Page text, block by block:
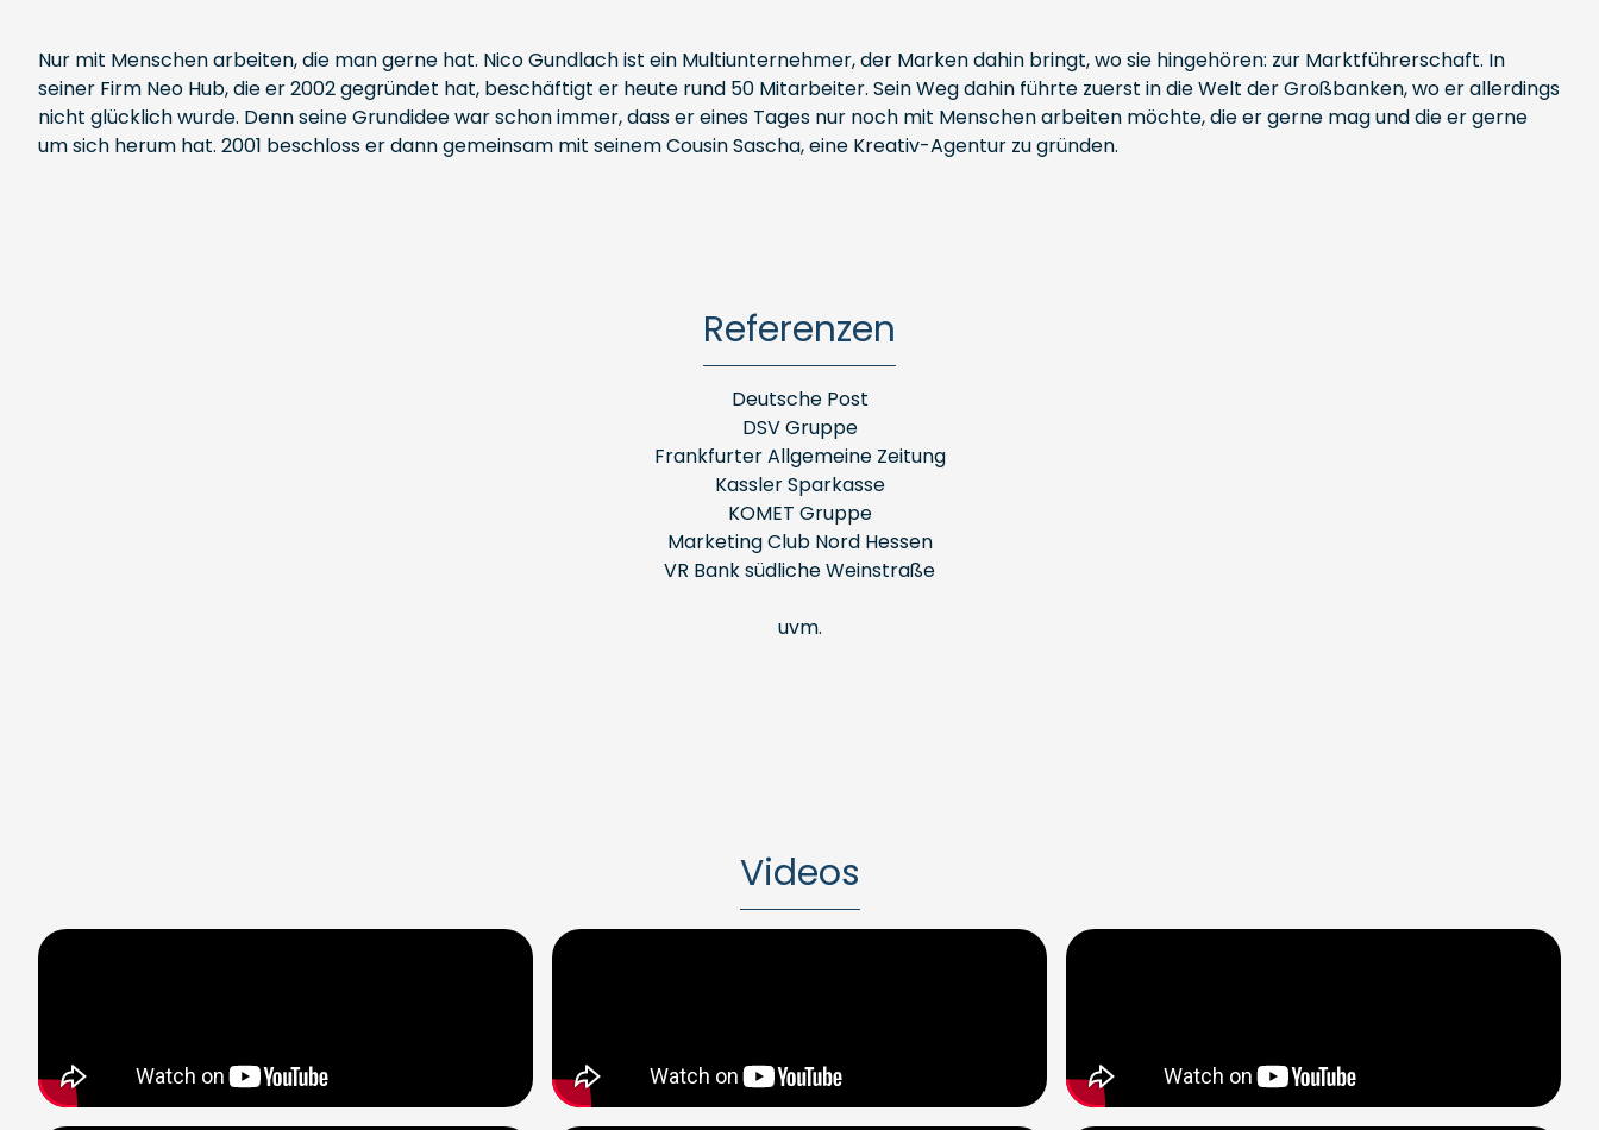
Nur mit Menschen arbeiten, die man gerne hat. Nico Gundlach ist ein Multiunternehmer, der Marken dahin bringt, wo sie hingehören: zur Marktführerschaft. In
seiner Firm Neo Hub, die er 2002 gegründet hat, beschäftigt er heute rund 50 Mitarbeiter. Sein Weg dahin führte zuerst in die Welt der Großbanken, wo er allerdings
nicht glücklich wurde. Denn seine Grundidee war schon immer, dass er eines Tages nur noch mit Menschen arbeiten möchte, die er gerne mag und die er gerne
um sich herum hat. 2001 beschloss er dann gemeinsam mit seinem Cousin Sascha, eine Kreativ-Agentur zu gründen.
Referenzen
Deutsche Post
DSV Gruppe
Frankfurter Allgemeine Zeitung
Kassler Sparkasse
KOMET Gruppe
Marketing Club Nord Hessen
VR Bank südliche Weinstraße
uvm.
Videos